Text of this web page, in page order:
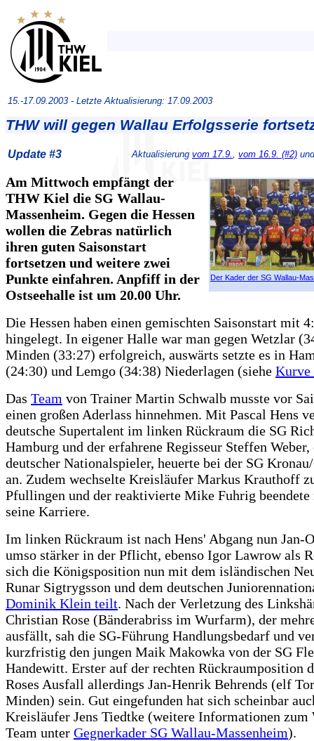
15.-17.09.2003 - Letzte Aktualisierung: 17.09.2003
THW will gegen Wallau Erfolgsserie
Update #3 Aktualisierung vom 17.9., vom 16.9. (#2)
Der Kader der SG Wallau-
Am Mittwoch empfängt der
THW Kiel die SG Wallau-
Massenheim. Gegen die Hessen
wollen die Zebras natürlich
ihren guten Saisonstart
fortsetzen und weitere zwei
Punkte einfahren. Anpfiff in der
Ostseehalle ist um 20.00 Uhr.
Die Hessen haben einen gemischten Saisonstart mit
hingelegt. In eigener Halle war man gegen Wetzlar
Minden (33:27) erfolgreich, auswärts setzte es in
(24:30) und Lemgo (34:38) Niederlagen (siehe Kurve
Das Team von Trainer Martin Schwalb musste vor
einen großen Aderlass hinnehmen. Mit Pascal Hens
deutsche Supertalent im linken Rückraum die SG
Hamburg und der erfahrene Regisseur Steffen
deutscher Nationalspieler, heuerte bei der SG
an. Zudem wechselte Kreisläufer Markus Krauthoff
Pfullingen und der reaktivierte Mike Fuhrig
seine Karriere.
Im linken Rückraum ist nach Hens' Abgang nun Jan-
umso stärker in der Pflicht, ebenso Igor Lawrow als
sich die Königsposition nun mit dem isländischen
Runar Sigtrygsson und dem deutschen
Dominik Klein teilt. Nach der Verletzung des
Christian Rose (Bänderabriss im Wurfarm), der
ausfällt, sah die SG-Führung Handlungsbedarf und
kurzfristig den jungen Maik Makowka von der SG
Handewitt. Erster auf der rechten Rückraumposition
Roses Ausfall allerdings Jan-Henrik Behrends (elf
Minden) sein. Gut eingefunden hat sich scheinbar
Kreisläufer Jens Tiedtke (weitere Informationen zum
Team unter Gegnerkader SG Wallau-Massenheim).